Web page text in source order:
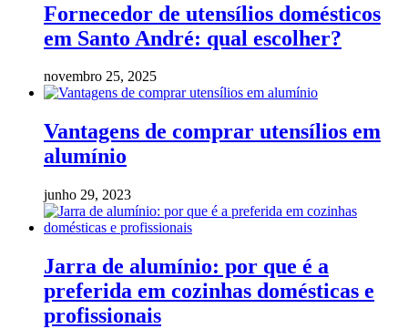
Fornecedor de utensílios domésticos
em Santo André: qual escolher?
novembro 25, 2025
Vantagens de comprar utensílios em
alumínio
junho 29, 2023
Jarra de alumínio: por que é a
preferida em cozinhas domésticas e
profissionais